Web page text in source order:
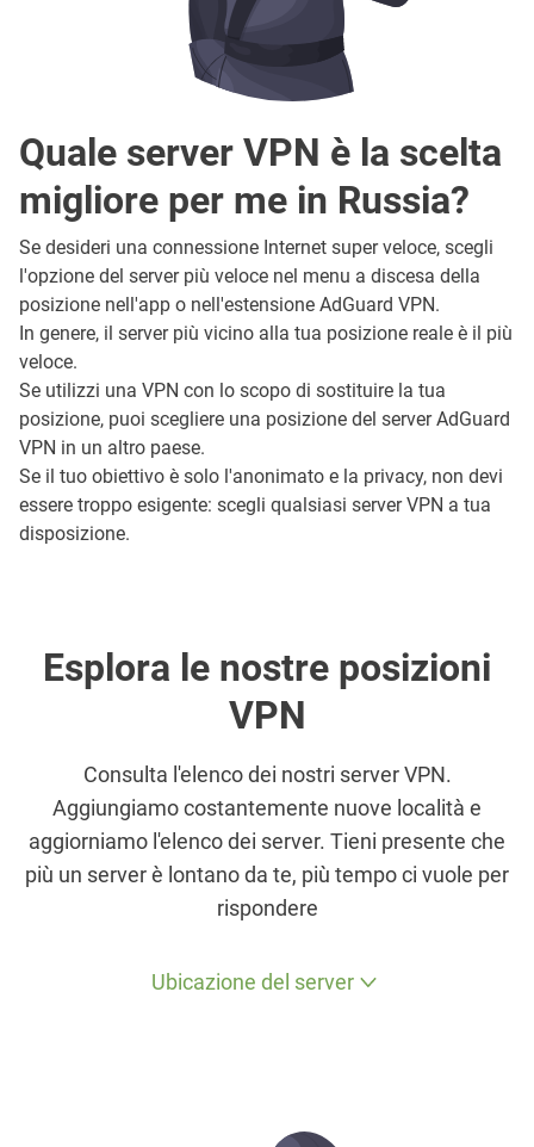
Quale server VPN è la scelta
migliore per me in Russia?
Se desideri una connessione Internet super veloce, scegli
l'opzione del server più veloce nel menu a discesa della
posizione nell'app o nell'estensione AdGuard VPN.
In genere, il server più vicino alla tua posizione reale è il più
veloce.
Se utilizzi una VPN con lo scopo di sostituire la tua
posizione, puoi scegliere una posizione del server AdGuard
VPN in un altro paese.
Se il tuo obiettivo è solo l'anonimato e la privacy, non devi
essere troppo esigente: scegli qualsiasi server VPN a tua
disposizione.
Esplora le nostre posizioni
VPN
Consulta l'elenco dei nostri server VPN.
Aggiungiamo costantemente nuove località e
aggiorniamo l'elenco dei server. Tieni presente che
più un server è lontano da te, più tempo ci vuole per
rispondere
Ubicazione del server